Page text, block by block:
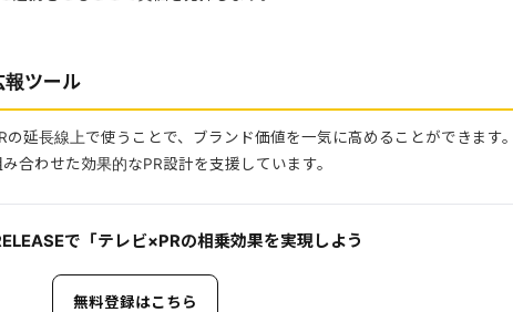
報ツール
延長線上で使うことで、ブランド価値を一気に高めることができます
合わせた効果的なPR設計を支援しています。
で「テレビ×PRの相乗効果を実現しよう
無料登録はこちら